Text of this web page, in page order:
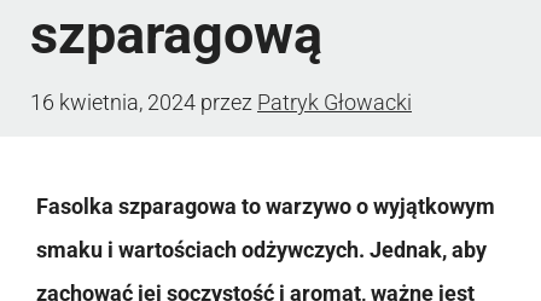
szparagową
16 kwietnia, 2024 przez Patryk Głowacki
Fasolka szparagowa to warzywo o wyjątkowym
smaku i wartościach odżywczych. Jednak, aby
zachować jej soczystość i aromat, ważne jest